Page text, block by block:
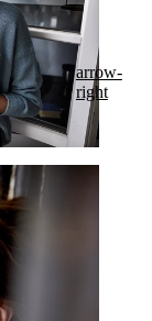
arrow-
right